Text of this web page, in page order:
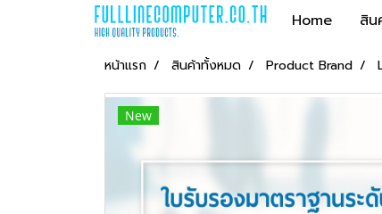
Home สิน
หน้าแรก สินค้าทั้งหมด Product Brand
New